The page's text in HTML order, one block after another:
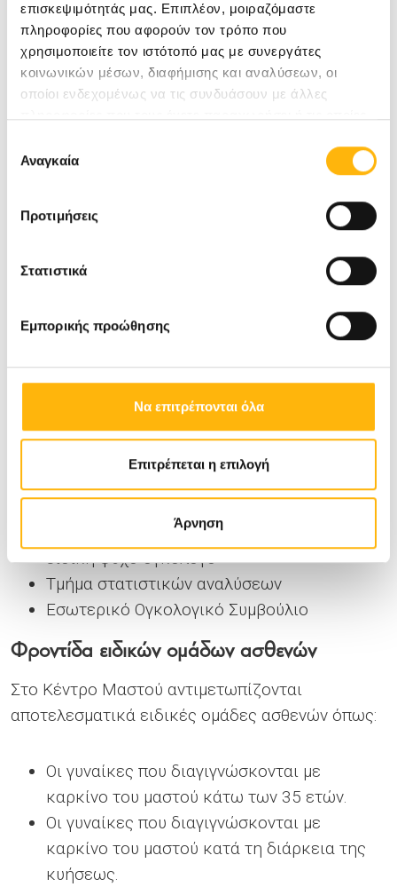
επισκεψιμότητάς μας. Επιπλέον, μοιραζόμαστε
πληροφορίες που αφορούν τον τρόπο που
χρησιμοποιείτε τον ιστότοπό μας με συνεργάτες
κοινωνικών μέσων, διαφήμισης και αναλύσεων, οι
οποίοι ενδεχομένως να τις συνδυάσουν με άλλες
των υπηρεσιών τους.
συγκατάθεσης
Αναγκαία
Προτιμήσεις
Στατιστικά
Εμπορικής προώθησης
Να επιτρέπονται όλα
Επιτρέπεται η επιλογή
Άρνηση
εξέταση των γυναικών, ενώ υπάρχει δυνατότητα
για άμεση διενέργεια διαγνωστικών εξετάσεων,
όπως μαστογραφία, υπερηχογράφημα, καθώς και
επεμβατικών διαγνωστικών πράξεων.
από ομάδα ειδικών φυσικοθεραπευτών στην
Ιδιαίτερη σημασία δίνεται στην υποστήριξη των
ψυχοθεραπευτών.
Επιπλέον το Κέντρο Μαστού διαθέτει:
κινδύνου για Καρκίνο Μαστού
Μονάδα ψυχολογικής υποστήριξης με
ειδική ψυχο-ογκολόγο
Τμήμα στατιστικών αναλύσεων
Εσωτερικό Ογκολογικό Συμβούλιο
Φροντίδα ειδικών ομάδων ασθενών
Στο Κέντρο Μαστού αντιμετωπίζονται
αποτελεσματικά ειδικές ομάδες ασθενών όπως:
Οι γυναίκες που διαγιγνώσκονται με
καρκίνο του μαστού κάτω των 35 ετών.
Οι γυναίκες που διαγιγνώσκονται με
καρκίνο του μαστού κατά τη διάρκεια της
κυήσεως.